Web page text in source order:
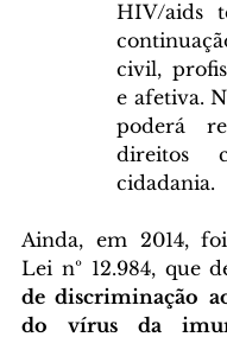
HIV/aids
civil,
e afetiva.
poderá
direitos
cidadania.
Ainda, em 2014,
Lei nº 12.984, que
de discriminação
do vírus da